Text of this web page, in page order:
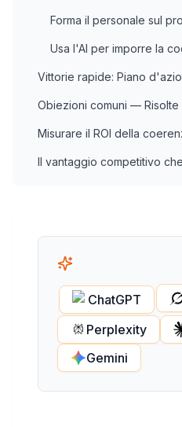
Forma il personale sul
Usa l'AI per imporre la
Vittorie rapide: Piano
Obiezioni comuni — Risolte
Misurare il ROI della
Il vantaggio competitivo
ChatGPT
Perplexity
Gemini